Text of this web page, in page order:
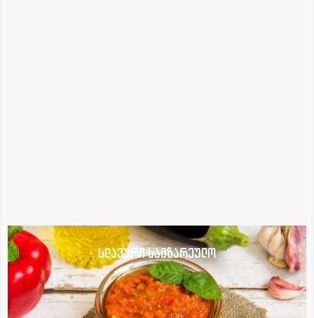
სლავური სამზარეულო